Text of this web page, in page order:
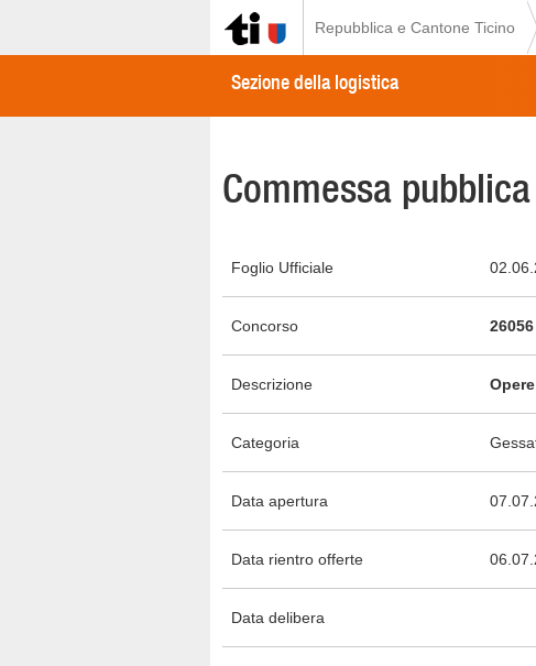
Repubblica e Cantone Ticino
Sezione della logistica
Commessa
Foglio Ufficiale
Concorso 26056
Descrizione
Categoria
Data apertura
Data rientro offerte
Data delibera